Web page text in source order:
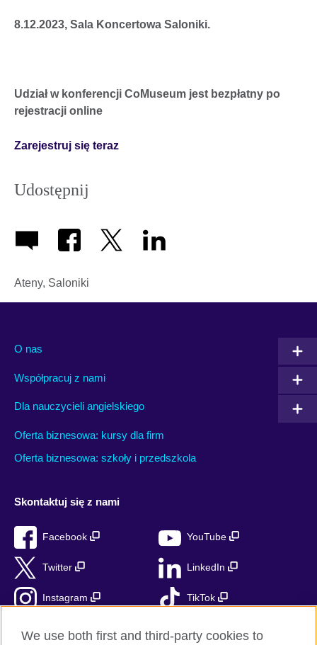
8.12.2023, Sala Koncertowa Saloniki.
Udział w konferencji CoMuseum jest bezpłatny po
rejestracji online
Zarejestruj się teraz
Udostępnij
Ateny, Saloniki
O nas
Współpracuj z nami
Dla nauczycieli angielskiego
Oferta biznesowa: kursy dla firm
Oferta biznesowa: szkoły i przedszkola
Skontaktuj się z nami
Facebook YouTube
Twitter LinkedIn
Instagram TikTok
We use both first and third-party cookies to